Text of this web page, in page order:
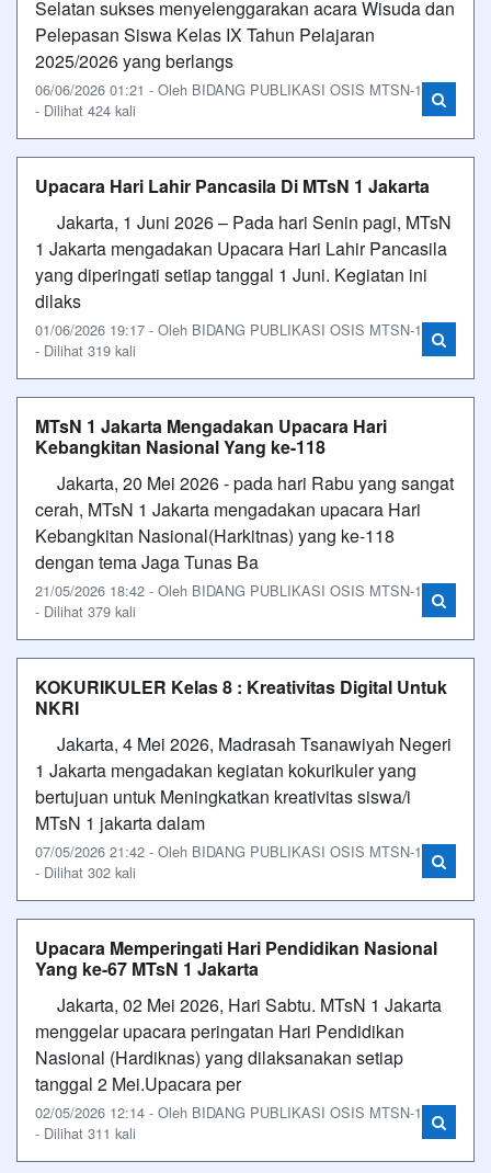
Selatan sukses menyelenggarakan acara Wisuda dan
Pelepasan Siswa Kelas IX Tahun Pelajaran
2025/2026 yang berlangs
06/06/2026 01:21 - Oleh BIDANG PUBLIKASI OSIS MTSN-1
- Dilihat 424 kali
Upacara Hari Lahir Pancasila Di MTsN 1 Jakarta
Jakarta, 1 Juni 2026 – Pada hari Senin pagi, MTsN
1 Jakarta mengadakan Upacara Hari Lahir Pancasila
yang diperingati setiap tanggal 1 Juni. Kegiatan ini
dilaks
01/06/2026 19:17 - Oleh BIDANG PUBLIKASI OSIS MTSN-1
- Dilihat 319 kali
MTsN 1 Jakarta Mengadakan Upacara Hari
Kebangkitan Nasional Yang ke-118
Jakarta, 20 Mei 2026 - pada hari Rabu yang sangat
cerah, MTsN 1 Jakarta mengadakan upacara Hari
Kebangkitan Nasional(Harkitnas) yang ke-118
dengan tema Jaga Tunas Ba
21/05/2026 18:42 - Oleh BIDANG PUBLIKASI OSIS MTSN-1
- Dilihat 379 kali
KOKURIKULER Kelas 8 : Kreativitas Digital Untuk
NKRI
Jakarta, 4 Mei 2026, Madrasah Tsanawiyah Negeri
1 Jakarta mengadakan kegiatan kokurikuler yang
bertujuan untuk Meningkatkan kreativitas siswa/i
MTsN 1 jakarta dalam
07/05/2026 21:42 - Oleh BIDANG PUBLIKASI OSIS MTSN-1
- Dilihat 302 kali
Upacara Memperingati Hari Pendidikan Nasional
Yang ke-67 MTsN 1 Jakarta
Jakarta, 02 Mei 2026, Hari Sabtu. MTsN 1 Jakarta
menggelar upacara peringatan Hari Pendidikan
Nasional (Hardiknas) yang dilaksanakan setiap
tanggal 2 Mei.Upacara per
02/05/2026 12:14 - Oleh BIDANG PUBLIKASI OSIS MTSN-1
- Dilihat 311 kali